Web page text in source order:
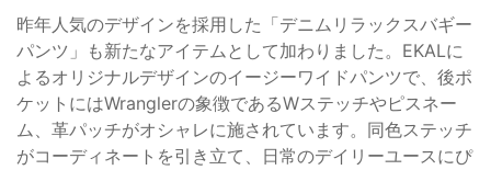
昨年人気のデザインを採用した「デニムリラックスバギー
パンツ」も新たなアイテムとして加わりました。EKALに
よるオリジナルデザインのイージーワイドパンツで、後ポ
ケットにはWranglerの象徴であるWステッチやピスネー
ム、革パッチがオシャレに施されています。同色ステッチ
がコーディネートを引き立て、日常のデイリーユースにぴ